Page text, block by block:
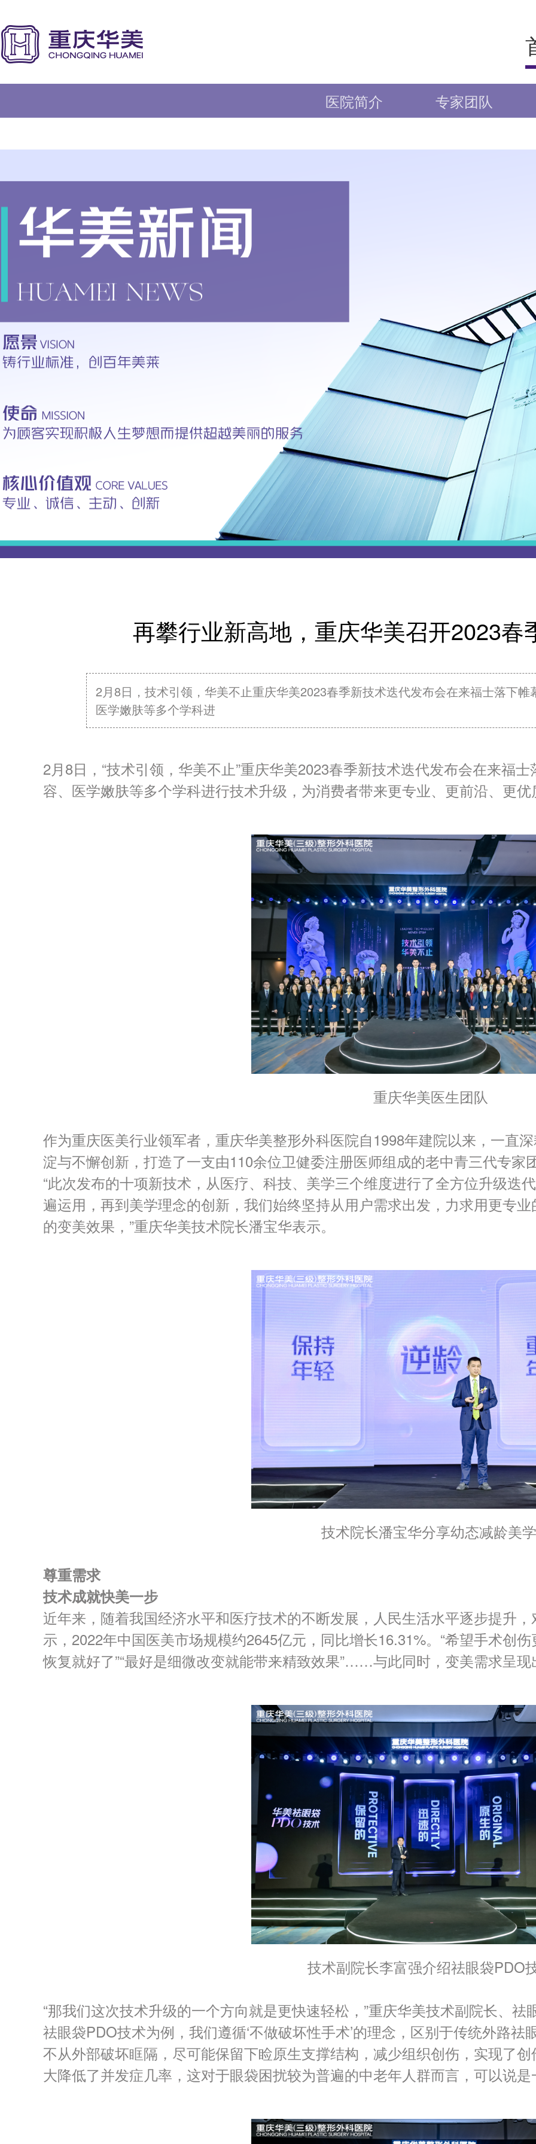
医院简介 专家团队
再攀行业新高地，重庆华美召开2023春
2月8日，技术引领，华美不止重庆华美2023春季新技术迭代发布会在来福士落下
医学嫩肤等多个学科进
2月8日，“技术引领，华美不止”重庆华美2023春季新技术迭代发布会在来福
容、医学嫩肤等多个学科进行技术升级，为消费者带来更专业、更前沿、更
重庆华美医生团队
作为重庆医美行业领军者，重庆华美整形外科医院自1998年建院以来，一直
淀与不懈创新，打造了一支由110余位卫健委注册医师组成的老中青三代专
“此次发布的十项新技术，从医疗、科技、美学三个维度进行了全方位升级迭
遍运用，再到美学理念的创新，我们始终坚持从用户需求出发，力求用更专
的变美效果，”重庆华美技术院长潘宝华表示。
技术院长潘宝华分享幼态减龄美
尊重需求
技术成就快美一步
近年来，随着我国经济水平和医疗技术的不断发展，人民生活水平逐步提升
示，2022年中国医美市场规模约2645亿元，同比增长16.31%。“希望手术创
恢复就好了”“最好是细微改变就能带来精致效果”……与此同时，变美需求呈
技术副院长李富强介绍祛眼袋PDO
“那我们这次技术升级的一个方向就是更快速轻松，”重庆华美技术副院长、
祛眼袋PDO技术为例，我们遵循‘不做破坏性手术’的理念，区别于传统外路
不从外部破坏眶隔，尽可能保留下睑原生支撑结构，减少组织创伤，实现了
大降低了并发症几率，这对于眼袋困扰较为普遍的中老年人群而言，可以说是